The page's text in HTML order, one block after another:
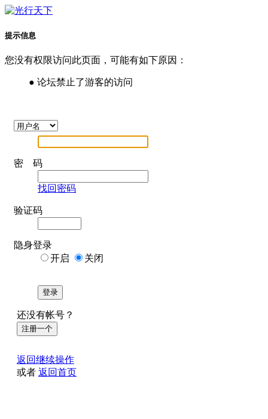
提示信息
您没有权限访问此页面，可能有如下原因：
● 论坛禁止了游客的访问
密 码
找回密码
验证码
隐身登录
开启
关闭
登录
还没有帐号？
注册一个
返回继续操作
或者 返回首页